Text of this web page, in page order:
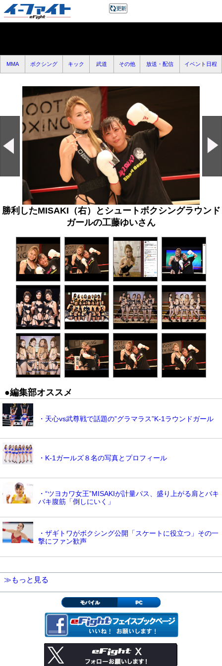
MMA ボクシング キック 武道 その他 放送・配信 イベント日程
勝利したMISAKI（右）とシュートボクシングラウンド
ガールの工藤ゆいさん
●編集部オススメ
・天心vs武尊戦で話題の”グラマラス”K-1ラウンドガール
・K-1ガールズ８名の写真とプロフィール
・“ツヨカワ女王”MISAKIが計量パス、盛り上がる肩とバキ
バキ腹筋「倒しにいく」
・ザギトワがボクシング公開「スケートに役立つ」その一
撃にファン歓声
≫もっと見る
モバイル PC